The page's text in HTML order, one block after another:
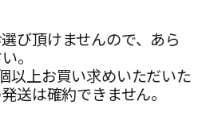
び頂けませんので、あら
。
以上お買い求めいただいた
送は確約できません。